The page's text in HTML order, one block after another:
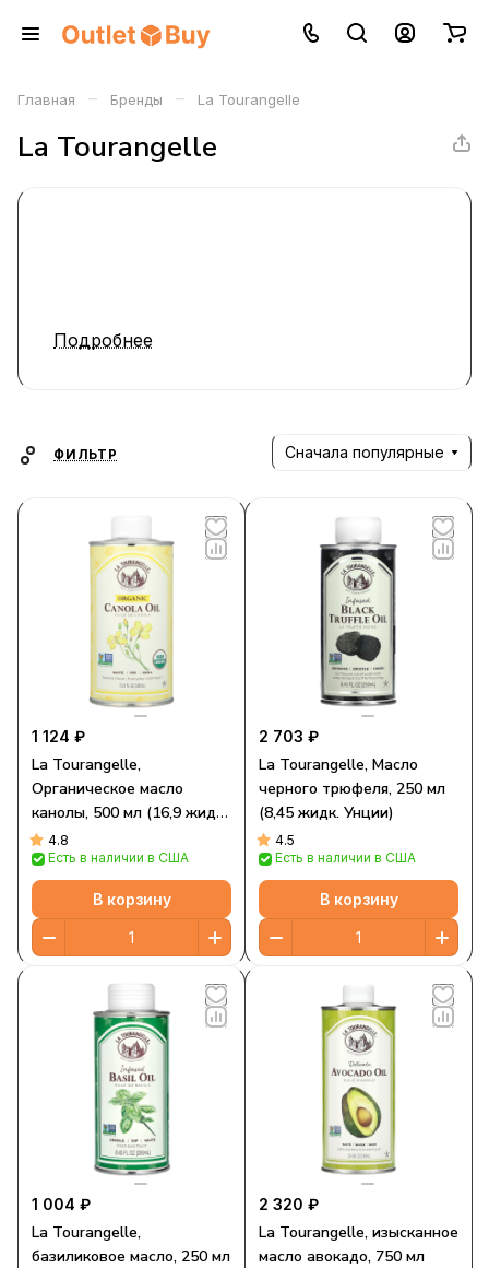
Главная – Бренды – La Tourangelle
La Tourangelle
Подробнее
ФИЛЬТР Сначала популярные
1 124 ₽
La Tourangelle,
Органическое масло
канолы, 500 мл (16,9 жидк.
Унции)
4.8
Есть в наличии в США
В корзину
2 703 ₽
La Tourangelle, Масло
черного трюфеля, 250 мл
(8,45 жидк. Унции)
4.5
Есть в наличии в США
В корзину
1 004 ₽
La Tourangelle,
базиликовое масло, 250 мл
2 320 ₽
La Tourangelle, изысканное
масло авокадо, 750 мл